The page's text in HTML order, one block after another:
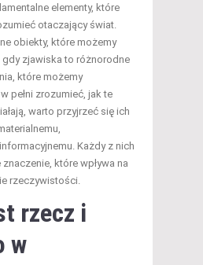
elementy, które
otaczający świat.
obiekty, które możemy
zjawiska to różnorodne
które możemy
pełni zrozumieć, jak te
warto przyjrzeć się ich
Każdy z nich
które wpływa na
rzeczywistości.
rzecz i
w